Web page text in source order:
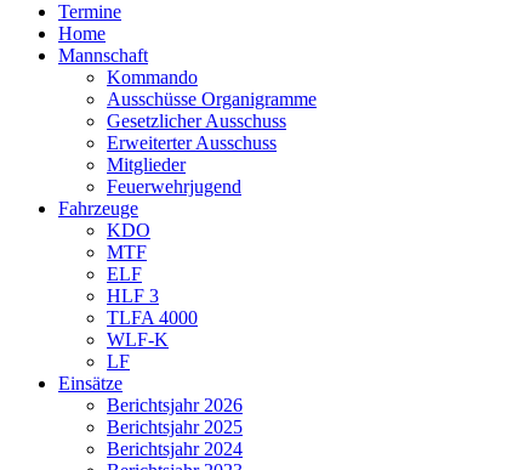
Termine
Home
Mannschaft
Kommando
Ausschüsse Organigramme
Gesetzlicher Ausschuss
Erweiterter Ausschuss
Mitglieder
Feuerwehrjugend
Fahrzeuge
KDO
MTF
ELF
HLF 3
TLFA 4000
WLF-K
LF
Einsätze
Berichtsjahr 2026
Berichtsjahr 2025
Berichtsjahr 2024